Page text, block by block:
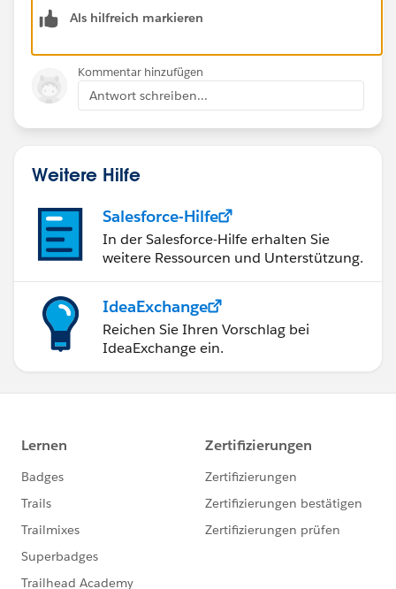
Als hilfreich markieren
Kommentar hinzufügen
Antwort schreiben...
Weitere Hilfe
Salesforce-Hilfe
In der Salesforce-Hilfe erhalten Sie
weitere Ressourcen und Unterstützung.
IdeaExchange
Reichen Sie Ihren Vorschlag bei
IdeaExchange ein.